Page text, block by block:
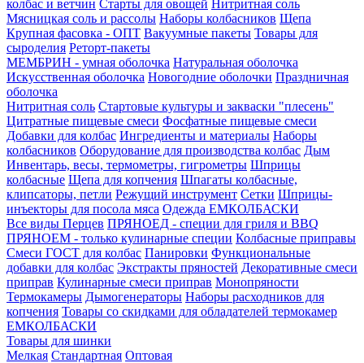
колбас и ветчин Старты для овощей Нитритная соль
Мясницкая соль и рассолы Наборы колбасников Щепа
Крупная фасовка - ОПТ Вакуумные пакеты Товары для
сыроделия Реторт-пакеты
МЕМБРИН - умная оболочка Натуральная оболочка
Искусственная оболочка Новогодние оболочки Праздничная
оболочка
Нитритная соль Стартовые культуры и закваски "плесень"
Цитратные пищевые смеси Фосфатные пищевые смеси
Добавки для колбас Ингредиенты и материалы Наборы
колбасников Оборудование для производства колбас Дым
Инвентарь, весы, термометры, гигрометры Шприцы
колбасные Щепа для копчения Шпагаты колбасные,
клипсаторы, петли Режущий инструмент Сетки Шприцы-
инъекторы для посола мяса Одежда ЕМКОЛБАСКИ
Все виды Перцев ПРЯНОЕД - специи для гриля и BBQ
ПРЯНОЕМ - только кулинарные специи Колбасные приправы
Смеси ГОСТ для колбас Панировки Функциональные
добавки для колбас Экстракты пряностей Декоративные смеси
приправ Кулинарные смеси приправ Монопряности
Термокамеры Дымогенераторы Наборы расходников для
копчения Товары со скидками для обладателей термокамер
ЕМКОЛБАСКИ
Товары для шинки
Мелкая Стандартная Оптовая